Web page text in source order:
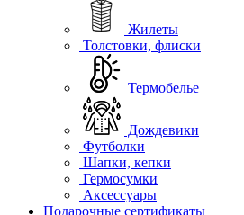
Жилеты
Толстовки, флиски
Термобелье
Дождевики
Футболки
Шапки, кепки
Гермосумки
Аксессуары
Подарочные сертификаты